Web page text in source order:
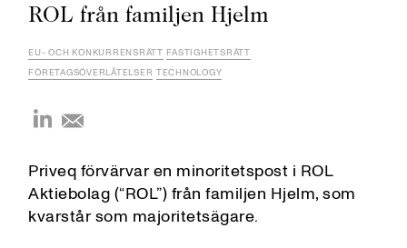
ROL från familjen Hjelm
EU- OCH KONKURRENSRÄTT FASTIGHETSRÄTT
FÖRETAGSÖVERLÅTELSER TECHNOLOGY
Priveq förvärvar en minoritetspost i ROL
Aktiebolag (“ROL”) från familjen Hjelm, som
kvarstår som majoritetsägare.